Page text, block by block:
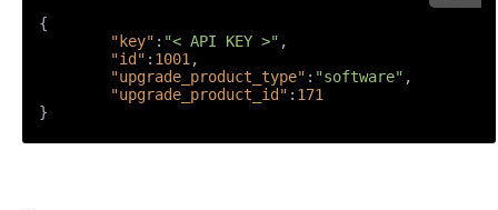
{
"key" : "< API KEY >" ,
"id" : 1001 ,
"upgrade_product_type" : "software" ,
"upgrade_product_id" : 171
}